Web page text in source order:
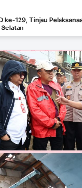
Pelaksanaan